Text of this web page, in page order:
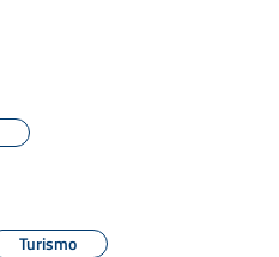
Turismo